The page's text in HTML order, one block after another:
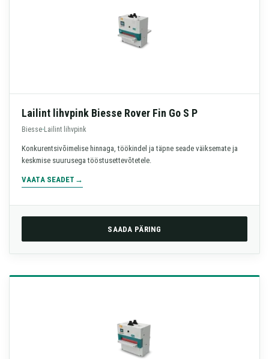
Lailint lihvpink Biesse Rover Fin Go S P
Biesse·Lailint lihvpink
Konkurentsivõimelise hinnaga, töökindel ja täpne seade väiksemate ja
keskmise suurusega tööstusettevõtetele.
VAATA SEADET
SAADA PÄRING